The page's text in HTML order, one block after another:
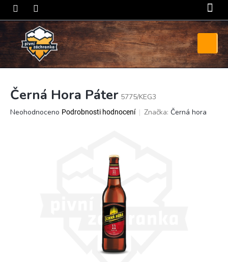
Přejít
obsah
Nákupní
košík
Černá Hora Páter 5775/KEG3
Průměrné
Neohodnoceno Podrobnosti hodnocení Značka: Černá hora